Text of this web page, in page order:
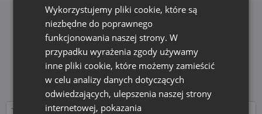
Newsletter
Zapisz się do newslettera i bądź na bieżąco z
najnowszymi wiadomościami i ofertami
Edukacja i nowości - bez zbędnego spamu. Bądź z
nami na stałe!
Wykorzystujemy pliki cookie, które są
niezbędne do poprawnego
funkcjonowania naszej strony. W
przypadku wyrażenia zgody używamy
inne pliki cookie, które możemy zamieścić
w celu analizy danych dotyczących
odwiedzających, ulepszenia naszej strony
internetowej, pokazania